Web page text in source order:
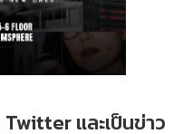
Twitter และเป็นข่าว